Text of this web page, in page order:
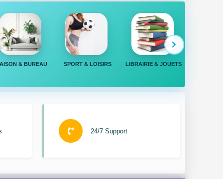
& BUREAU SPORT & LOISIRS LIBRAIRIE & JOUETS
24/7 Support